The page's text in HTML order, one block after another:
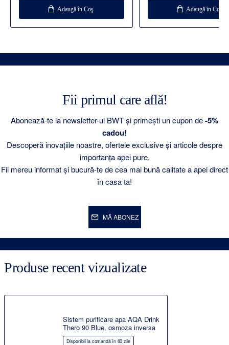
Adaugă în Coş Adaugă în Coş
Fii primul care află!
Abonează-te la newsletter-ul BWT și primești un cupon de-5%
cadou!
Descoperă inovațiile noastre, ofertele exclusive și articole despre
importanța apei pure.
Fii mereu informat și bucură-te de cea mai bună calitate a apei direct
în casa ta!
MĂ ABONEZ
Produse recent vizualizate
Sistem purificare apa AQA Drink
Thero 90 Blue, osmoza inversa
Disponibil la comandă în 60 zile